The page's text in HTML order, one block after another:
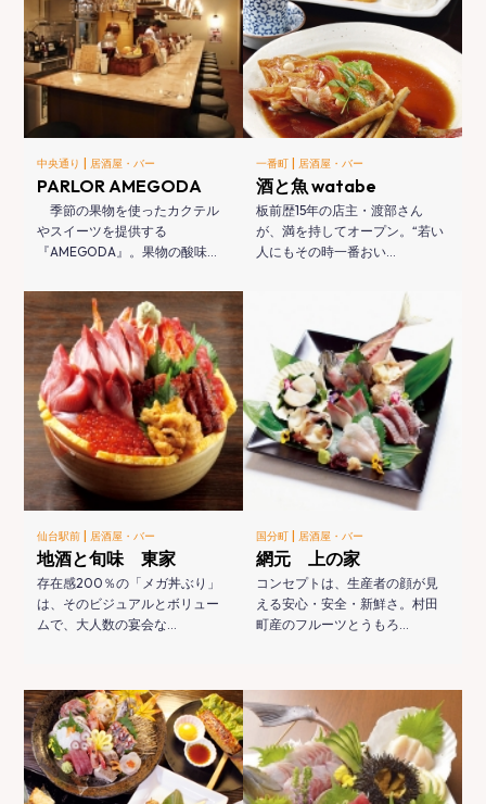
中央通り | 居酒屋・バー
PARLOR AMEGODA
季節の果物を使ったカクテル
やスイーツを提供する
『AMEGODA』。果物の酸味…
一番町 | 居酒屋・バー
酒と魚 watabe
板前歴15年の店主・渡部さん
が、満を持してオープン。“若い
人にもその時一番おい…
仙台駅前 | 居酒屋・バー
地酒と旬味 東家
存在感200％の「メガ丼ぶり」
は、そのビジュアルとボリュー
ムで、大人数の宴会な…
国分町 | 居酒屋・バー
網元 上の家
コンセプトは、生産者の顔が見
える安心・安全・新鮮さ。村田
町産のフルーツとうもろ…